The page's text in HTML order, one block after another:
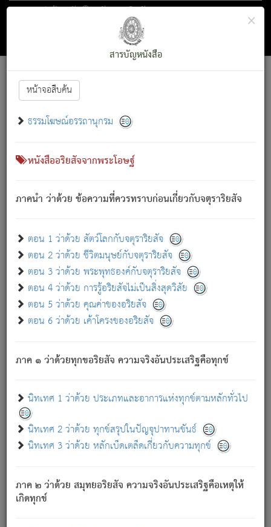
ตอน 1 ว่าด้วย สัตว์โลกกับจตุราริยสัจ
สารบัญ×
สารบัญหนังสือ
หน้าจอสืบค้น
ธรรมโฆษณ์อรรถานุกรม
หนังสืออริยสัจจากพระโอษฐ์
ภาคนำ ว่าด้วย ข้อความที่ควรทราบก่อนเกี่ยวกับจตุราริยสัจ
ตอน 1 ว่าด้วย สัตว์โลกกับจตุราริยสัจ
ตอน 2 ว่าด้วย ชีวิตมนุษย์กับจตุราริยสัจ
ตอน 3 ว่าด้วย พระพุทธองค์กับจตุราริยสัจ
ตอน 4 ว่าด้วย การรู้อริยสัจไม่เป็นสิ่งสุดวิสัย
ตอน 5 ว่าด้วย คุณค่าของอริยสัจ
ตอน 6 ว่าด้วย เค้าโครงของอริยสัจ
ภาค ๑ ว่าด้วยทุกขอริยสัจ ความจริงอันประเสริฐคือทุกข์
นิทเทศ 1 ว่าด้วย ประเภทและอาการแห่งทุกข์ตามหลักทั่วไป
นิทเทศ 2 ว่าด้วย ทุกข์สรุปในปัญจุปาทานขันธ์
นิทเทศ 3 ว่าด้วย หลักเบ็ดเตล็ดเกี่ยวกับความทุกข์
ภาค ๒ ว่าด้วย สมุทยอริยสัจ ความจริงอันประเสริฐคือเหตุให้
เกิดทุกข์
Font :15 ]||
สัตว์โลกนี้ เกิดความเดือดร้อนแล้ว มีผัสสะบังหน้า
เขาสำคัญสิ่งใด โดยความเป็นประการใด แต่สิ่งนั้นย่อมเป็น
(ตามที่เป็นจริง) โดยประการอื่นจากที่เขาสำคัญนั้น
สัตว์โลกติดข้องอยู่ในภพ ถูกภพบังหน้าแล้ว มีภพโดยความ
เป็นอย่างอื่น (จากที่มันเป็นอยู่จริง) จึงได้เพลิดเพลินยิ่งนักในภพ
เขาเพลิดเพลินยิ่งนักในสิ่งใด สิ่งนั้นเป็นภัย (ที่เขาไม่รู้จัก)
เขากลัวต่อสิ่งใดสิ่งนั้นเป็นทุกข์
พรหมจรรย์นี้ อันบุคคลย่อมประพฤติ ก็เพื่อการละขาดซึ่ง
ภพ.
สมณะหรือพราหมณ์เหล่าใด กล่าวความหลุดพ้นจากภพว่า
มีได้เพราะภพ เรากล่าวว่า สมณะหรือพราหมณ์ทั้งปวงนั้น
มิใช่ผู้หลดพ้นจากภพ.
ภพ ว่ามีได้เพราะวิภพ[2]: เรากล่าวว่า สมณะหรือพราหมณ์ทั้ง
ปวงนั้น ก็ยังสลัดภพออกไปไม่ได้.
ก็ทุกข์นี้มีขึ้น เพราะอาศัยซึ่งอุปธิทั้งปวง.
เพราะความสิ้นไปแห่งอุปาทานทั้งปวง ความเกิดขึ้นแห่ง
ทุกข์จึงไม่มี.
ท่านจงดูโลกนี้เถิด (จะเห็นว่า) สัตว์ทั้งหลายอันอวิชาหนา
แน่นบังหนาแล้ว; และว่า สัตว์ผู้ยินดีในภพอันเป็นแล้วนั้น ย่อม
อันเป็นไปในที่หรือเวลาทั้งปวง[3]เพื่อความมีแห่งประโยชน์โดย
ประการทั้งปวง; ภพทั้งหลายทั้งหมดนั้น ไม่เที่ยง เป็นทุกข์ มี
ความแปรปรวนเป็นธรรมดา.